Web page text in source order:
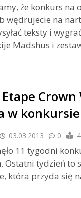
że konkurs
wędrujecie na
teksty i
Madshus i
w
03.03.2013 0
11 tygodni
Ostatni tydzień to
która przyda się